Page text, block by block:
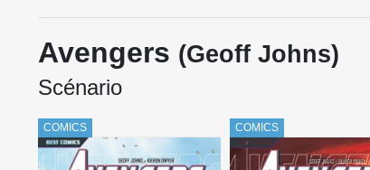
Avengers (Geoff Johns)
Scénario
COMICS COMICS